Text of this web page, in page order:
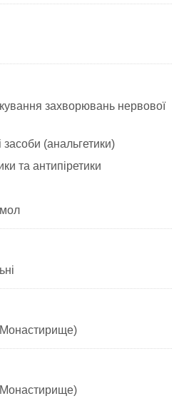
захворювань нервової
(анальгетики)
та антипіретики